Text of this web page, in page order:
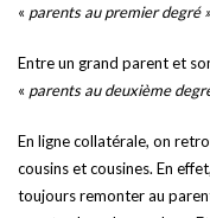
« parents au premier degré
Entre un grand parent et
« parents au deuxième
En ligne collatérale, on
cousins et cousines. En
toujours remonter au